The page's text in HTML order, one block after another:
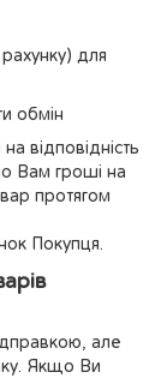
для
обмін
відповідність
Вам гроші на
протягом
Покупця.
але
Якщо Ви